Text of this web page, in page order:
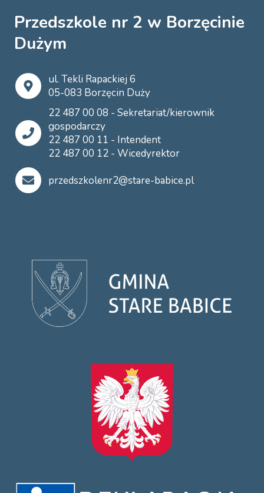
Przedszkole nr 2 w Borzęcinie
Dużym
ul. Tekli Rapackiej 6
05-083 Borzęcin Duży
22 487 00 08 - Sekretariat/kierownik
gospodarczy
22 487 00 11 - Intendent
22 487 00 12 - Wicedyrektor
przedszkolenr2@stare-babice.pl